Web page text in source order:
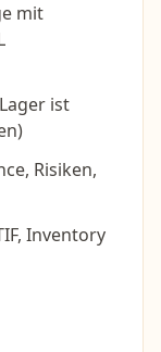
mit
ist
Risiken,
Inventory